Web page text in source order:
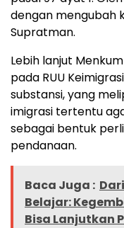
dengan mengubah
Supratman.
Lebih lanjut
pada RUU
substansi, yang
imigrasi tertentu
sebagai bentuk
pendanaan.
Baca Juga :
Belajar:
Bisa Lanjutkan